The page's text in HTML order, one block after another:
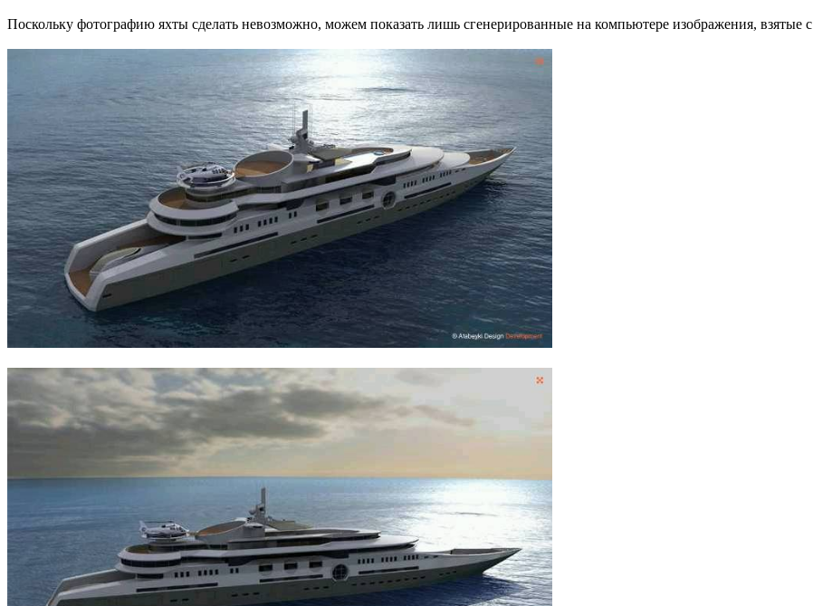
Поскольку фотографию яхты сделать невозможно, можем показать лишь сгенерированные на компьютере изображения, взятые с